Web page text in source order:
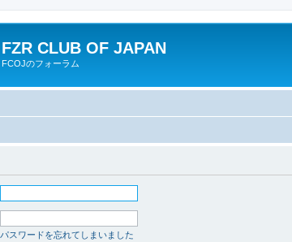
FZR CLUB OF JAPAN
FCOJのフォーラム
パスワードを忘れてしまいました